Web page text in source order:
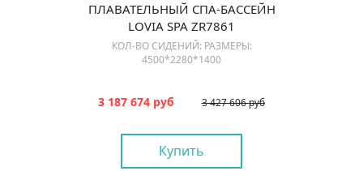
ПЛАВАТЕЛЬНЫЙ СПА-БАССЕЙН
LOVIA SPA ZR7861
КОЛ-ВО СИДЕНИЙ: РАЗМЕРЫ:
4500*2280*1400
3 427 606 руб
3 187 674 руб
Купить